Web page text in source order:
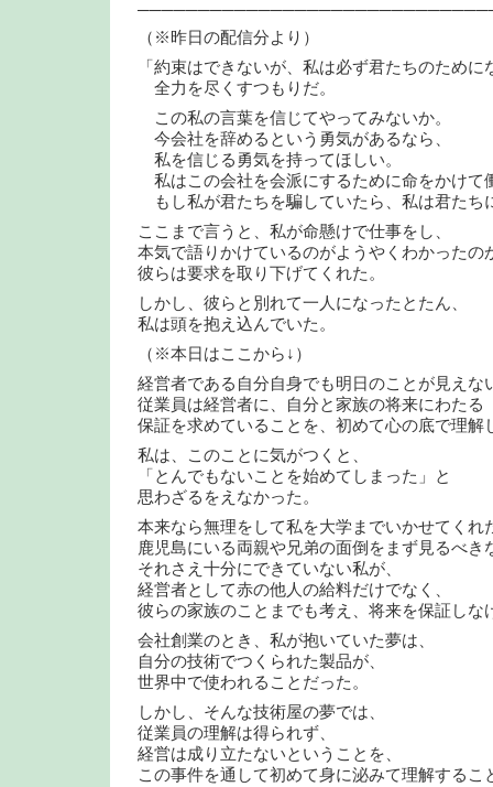
（※昨日の配信分より）
「約束はできないが、私は必ず君たちのために
全力を尽くすつもりだ。
この私の言葉を信じてやってみないか。
今会社を辞めるという勇気があるなら、
私を信じる勇気を持ってほしい。
私はこの会社を会派にするために命をかけて
もし私が君たちを騙していたら、私は君たち
ここまで言うと、私が命懸けで仕事をし、
本気で語りかけているのがようやくわかったの
彼らは要求を取り下げてくれた。
しかし、彼らと別れて一人になったとたん、
私は頭を抱え込んでいた。
（※本日はここから↓）
経営者である自分自身でも明日のことが見えな
従業員は経営者に、自分と家族の将来にわたる
保証を求めていることを、初めて心の底で理解
私は、このことに気がつくと、
「とんでもないことを始めてしまった」と
思わざるをえなかった。
本来なら無理をして私を大学までいかせてくれ
鹿児島にいる両親や兄弟の面倒をまず見るべき
それさえ十分にできていない私が、
経営者として赤の他人の給料だけでなく、
彼らの家族のことまでも考え、将来を保証しな
会社創業のとき、私が抱いていた夢は、
自分の技術でつくられた製品が、
世界中で使われることだった。
しかし、そんな技術屋の夢では、
従業員の理解は得られず、
経営は成り立たないということを、
この事件を通して初めて身に泌みて理解するこ